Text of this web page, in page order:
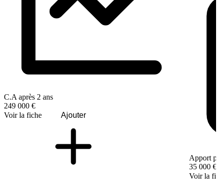
C.A après 2 ans
249 000 €
Voir la fiche
Ajouter
Apport
35 000 €
Voir la